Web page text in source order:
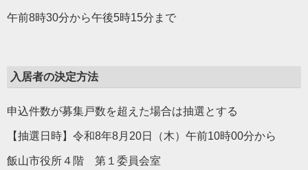
午前8時30分から午後5時15分まで
入居者の決定方法
申込件数が募集戸数を超えた場合は抽選とする
【抽選日時】令和8年8月20日（木）午前10時00分から
飯山市役所４階 第１委員会室